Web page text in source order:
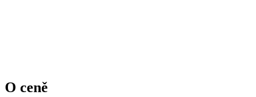
O ceně